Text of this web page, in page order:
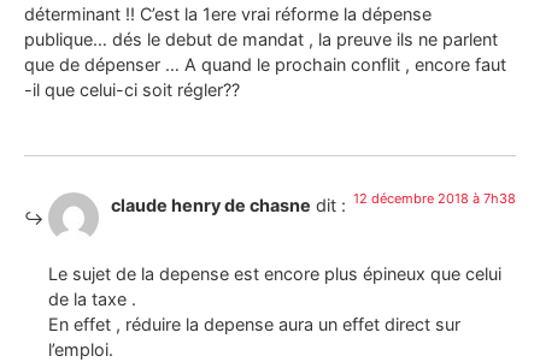
déterminant !! C’est la 1ere vrai réforme la dépense
publique… dés le debut de mandat , la preuve ils ne parlent
que de dépenser … A quand le prochain conflit , encore faut
-il que celui-ci soit régler??
claude henry de chasne dit : 12 décembre 2018 à 7h38
Le sujet de la depense est encore plus épineux que celui
de la taxe .
En effet , réduire la depense aura un effet direct sur
l’emploi.